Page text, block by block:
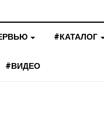
#КАТАЛОГ
#ВИДЕО